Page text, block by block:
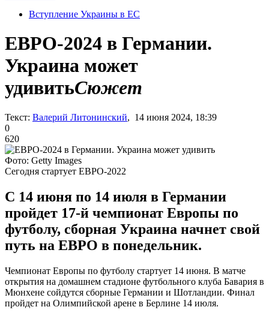
Вступление Украины в ЕС
ЕВРО-2024 в Германии.
Украина может
удивитьСюжет
Текст: Валерий Литонинский, 14 июня 2024, 18:39
0
620
Фото: Getty Images
Сегодня стартует ЕВРО-2022
С 14 июня по 14 июля в Германии
пройдет 17-й чемпионат Европы по
футболу, сборная Украина начнет свой
путь на ЕВРО в понедельник.
Чемпионат Европы по футболу стартует 14 июня. В матче
открытия на домашнем стадионе футбольного клуба Бавария в
Мюнхене сойдутся сборные Германии и Шотландии. Финал
пройдет на Олимпийской арене в Берлине 14 июля.